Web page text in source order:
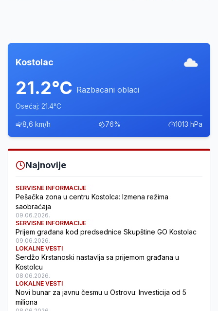
Kostolac
21.2°C Razbacani oblaci
Osećaj: 21.4°C
8,6 km/h 76% 1013 hPa
Najnovije
SERVISNE INFORMACIJE
Pešačka zona u centru Kostolca: Izmena režima
saobraćaja
09.06.2026.
SERVISNE INFORMACIJE
Prijem građana kod predsednice Skupštine GO Kostolac
09.06.2026.
LOKALNE VESTI
Serdžo Krstanoski nastavlja sa prijemom građana u
Kostolcu
08.06.2026.
LOKALNE VESTI
Novi bunar za javnu česmu u Ostrovu: Investicija od 5
miliona